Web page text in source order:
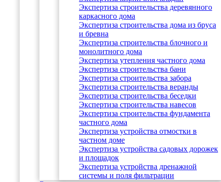
Экспертиза строительства деревянного
каркасного дома
Экспертиза строительства дома из бруса
и бревна
Экспертиза строительства блочного и
монолитного дома
Экспертиза утепления частного дома
Экспертиза строительства бани
Экспертиза строительства забора
Экспертиза строительства веранды
Экспертиза строительства беседки
Экспертиза строительства навесов
Экспертиза строительства фундамента
частного дома
Экспертиза устройства отмостки в
частном доме
Экспертиза устройства садовых дорожек
и площадок
Экспертиза устройства дренажной
системы и поля фильтрации